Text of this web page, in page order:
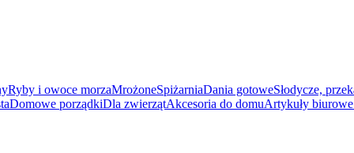
Ryby i owoce morzaMrożoneSpiżarniaDania gotoweSłodycze,
Domowe porządkiDla zwierzątAkcesoria do domuArtykuły